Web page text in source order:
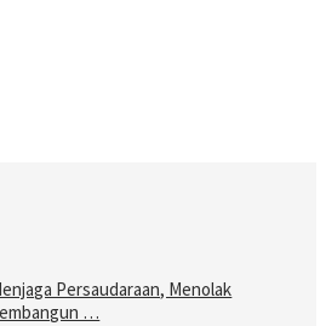
Persaudaraan, Menolak
…